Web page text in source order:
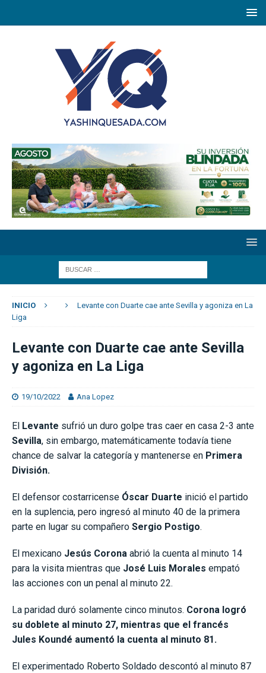
INICIO
Levante con Duarte cae ante Sevilla y agoniza en La
Liga
Levante con Duarte cae ante Sevilla
y agoniza en La Liga
19/10/2022 Ana Lopez
El Levante sufrió un duro golpe tras caer en casa 2-3 ante
Sevilla, sin embargo, matemáticamente todavía tiene
chance de salvar la categoría y mantenerse en Primera
División.
El defensor costarricense Óscar Duarte inició el partido
en la suplencia, pero ingresó al minuto 40 de la primera
parte en lugar su compañero Sergio Postigo.
El mexicano Jesús Corona abrió la cuenta al minuto 14
para la visita mientras que José Luis Morales empató
las acciones con un penal al minuto 22.
La paridad duró solamente cinco minutos. Corona logró
su doblete al minuto 27, mientras que el francés
Jules Koundé aumentó la cuenta al minuto 81.
El experimentado Roberto Soldado descontó al minuto 87